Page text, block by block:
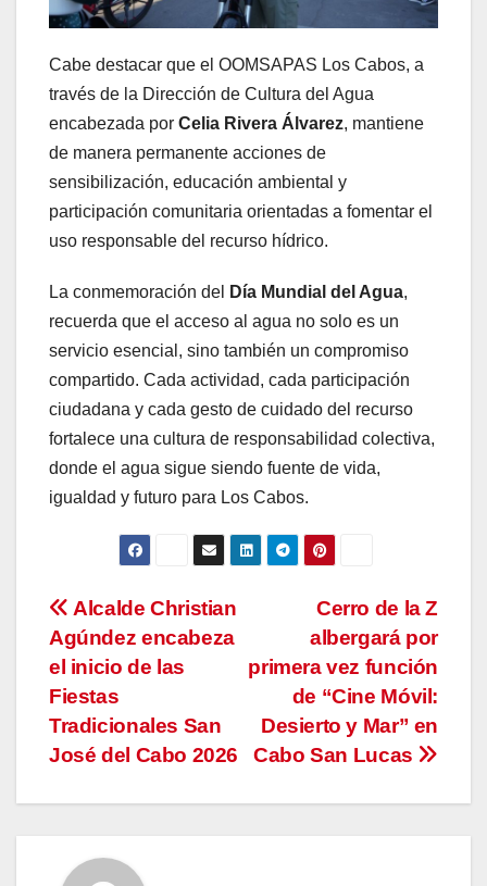
Cabe destacar que el OOMSAPAS Los Cabos, a
través de la Dirección de Cultura del Agua
encabezada por Celia Rivera Álvarez, mantiene
de manera permanente acciones de
sensibilización, educación ambiental y
participación comunitaria orientadas a fomentar el
uso responsable del recurso hídrico.
La conmemoración del Día Mundial del Agua,
recuerda que el acceso al agua no solo es un
servicio esencial, sino también un compromiso
compartido. Cada actividad, cada participación
ciudadana y cada gesto de cuidado del recurso
fortalece una cultura de responsabilidad colectiva,
donde el agua sigue siendo fuente de vida,
igualdad y futuro para Los Cabos.
Navegación
de
entradas
Cerro de la Z
albergará por
primera vez función
de “Cine Móvil:
Desierto y Mar” en
Cabo San Lucas
Alcalde Christian
Agúndez encabeza
el inicio de las
Fiestas
Tradicionales San
José del Cabo 2026